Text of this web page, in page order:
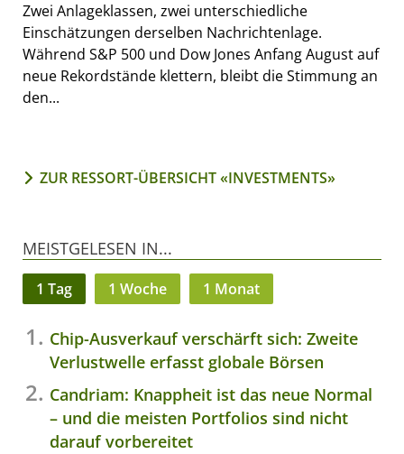
Zwei Anlageklassen, zwei unterschiedliche
Einschätzungen derselben Nachrichtenlage.
Während S&P 500 und Dow Jones Anfang August auf
neue Rekordstände klettern, bleibt die Stimmung an
den...
ZUR RESSORT-ÜBERSICHT «INVESTMENTS»
MEISTGELESEN IN...
1 Tag 1 Woche 1 Monat
Chip-Ausverkauf verschärft sich: Zweite
Verlustwelle erfasst globale Börsen
Candriam: Knappheit ist das neue Normal
– und die meisten Portfolios sind nicht
darauf vorbereitet